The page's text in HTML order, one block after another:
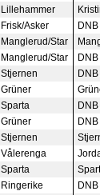
Lillehammer
Frisk/Asker
Manglerud/Star
Manglerud/Star
Stjernen
Grüner
Sparta
Grüner
Stjernen
Vålerenga
Sparta
Ringerike